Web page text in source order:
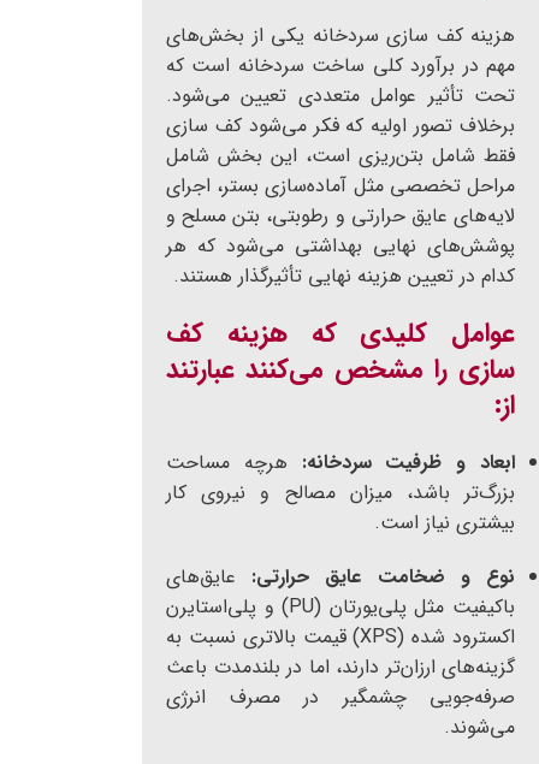
هزینه کف سازی سردخانه یکی از بخش‌های
مهم در برآورد کلی ساخت سردخانه است که
تحت تأثیر عوامل متعددی تعیین می‌شود.
برخلاف تصور اولیه که فکر می‌شود کف سازی
فقط شامل بتن‌ریزی است، این بخش شامل
مراحل تخصصی مثل آماده‌سازی بستر، اجرای
لایه‌های عایق حرارتی و رطوبتی، بتن مسلح و
پوشش‌های نهایی بهداشتی می‌شود که هر
کدام در تعیین هزینه نهایی تأثیرگذار هستند.
عوامل کلیدی که هزینه کف
سازی را مشخص می‌کنند عبارتند
از:
ابعاد و ظرفیت سردخانه: هرچه مساحت
بزرگ‌تر باشد، میزان مصالح و نیروی کار
بیشتری نیاز است.
نوع و ضخامت عایق حرارتی: عایق‌های
باکیفیت مثل پلی‌یورتان (PU) و پلی‌استایرن
اکسترود شده (XPS) قیمت بالاتری نسبت به
گزینه‌های ارزان‌تر دارند، اما در بلندمدت باعث
صرفه‌جویی چشمگیر در مصرف انرژی
می‌شوند.